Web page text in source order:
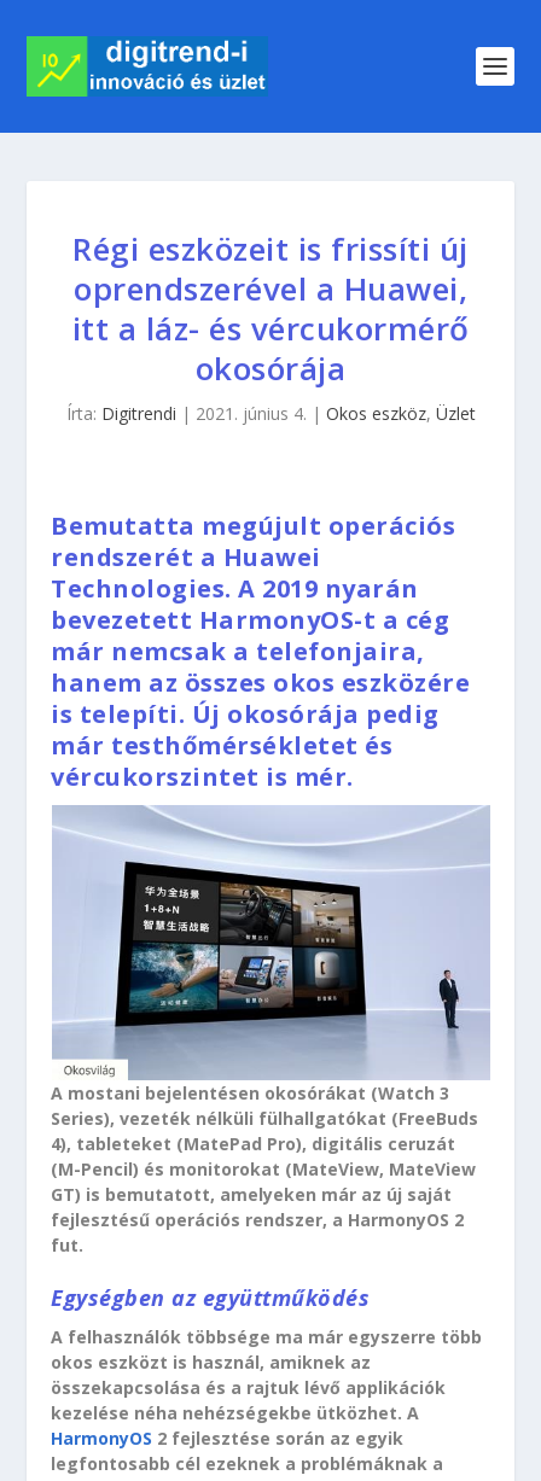
Régi eszközeit is frissíti új
oprendszerével a Huawei,
itt a láz- és vércukormérő
okosórája
Írta: Digitrendi | 2021. június 4. | Okos eszköz, Üzlet
Bemutatta megújult operációs
rendszerét a Huawei
Technologies. A 2019 nyarán
bevezetett HarmonyOS-t a cég
már nemcsak a telefonjaira,
hanem az összes okos eszközére
is telepíti. Új okosórája pedig
már testhőmérsékletet és
vércukorszintet is mér.
A mostani bejelentésen okosórákat (Watch 3
Series), vezeték nélküli fülhallgatókat (FreeBuds
4), tableteket (MatePad Pro), digitális ceruzát
(M-Pencil) és monitorokat (MateView, MateView
GT) is bemutatott, amelyeken már az új saját
fejlesztésű operációs rendszer, a HarmonyOS 2
fut.
Egységben az együttműködés
A felhasználók többsége ma már egyszerre több
okos eszközt is használ, amiknek az
összekapcsolása és a rajtuk lévő applikációk
kezelése néha nehézségekbe ütközhet. A
HarmonyOS 2 fejlesztése során az egyik
legfontosabb cél ezeknek a problémáknak a